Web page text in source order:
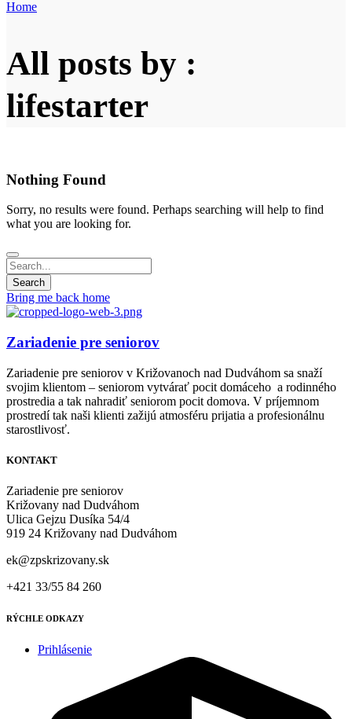
Home
All posts by :
lifestarter
Nothing Found
Sorry, no results were found. Perhaps searching will help to find
what you are looking for.
Bring me back home
Zariadenie pre seniorov
Zariadenie pre seniorov v Križovanoch nad Dudváhom sa snaží
svojim klientom – seniorom vytvárať pocit domáceho a rodinného
prostredia a tak nahradiť seniorom pocit domova. V príjemnom
prostredí tak naši klienti zažijú atmosféru prijatia a profesionálnu
starostlivosť.
KONTAKT
Zariadenie pre seniorov
Križovany nad Dudváhom
Ulica Gejzu Dusíka 54/4
919 24 Križovany nad Dudváhom
ek@zpskrizovany.sk
+421 33/55 84 260
RÝCHLE ODKAZY
Prihlásenie